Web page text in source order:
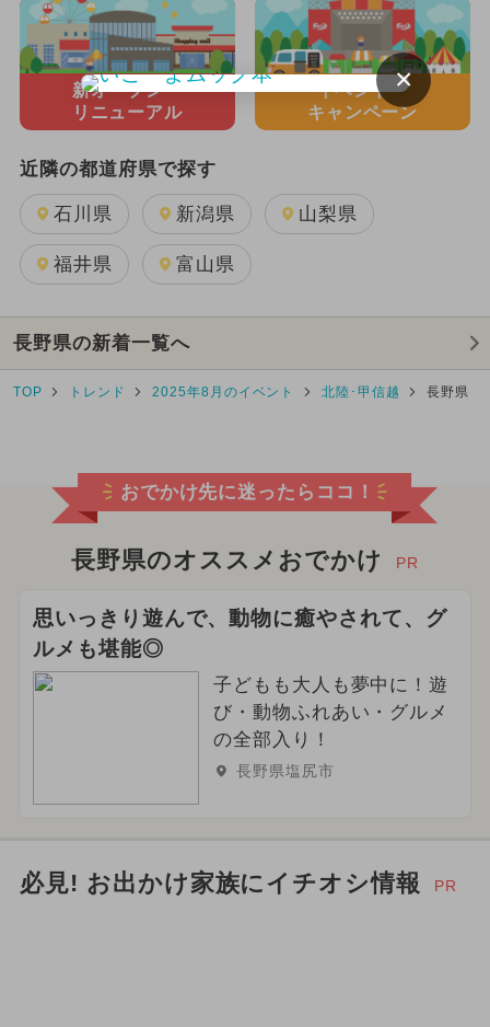
新オープン・
リニューアル
イベント・
キャンペーン
近隣の都道府県で探す
石川県 新潟県 山梨県
福井県 富山県
長野県の新着一覧へ
TOP トレンド 2025年8月のイベント 北陸･甲信越 長野県
おでかけ先に迷ったらココ！
長野県のオススメおでかけ PR
思いっきり遊んで、動物に癒やされて、グ
ルメも堪能◎
子どもも大人も夢中に！遊
び・動物ふれあい・グルメ
の全部入り！
長野県塩尻市
必見! お出かけ家族にイチオシ情報 PR
×